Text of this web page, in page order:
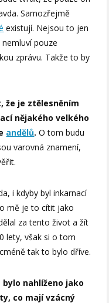
Samozřejmě
existují. Nejsou to jen
pouze
zprávu. Takže to by
že je ztělesněním
nějakého velkého
andělů.O tom budu
varovná znamení,
i kdyby byl inkarnací
mě je to cítit jako
za tento život a žít
lety, však si o tom
tak to bylo dříve.
nahlíženo jako
co mají vzácný